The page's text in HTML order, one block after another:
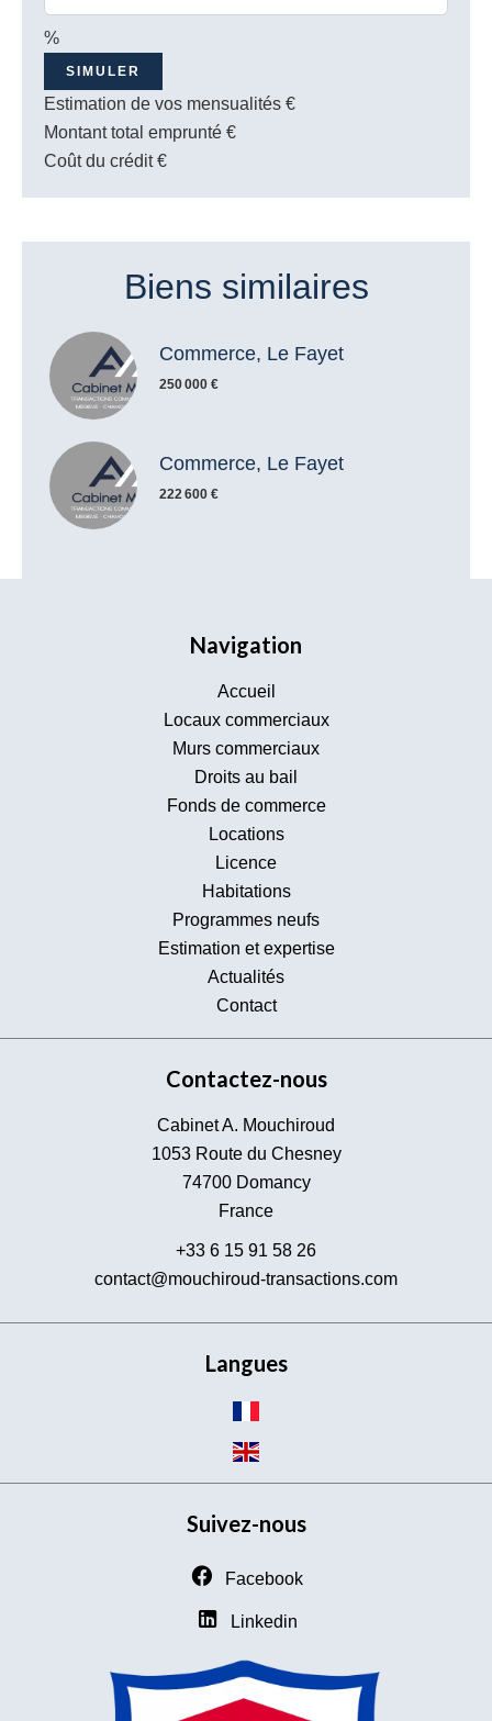
%
SIMULER
Estimation de vos mensualités €
Montant total emprunté €
Coût du crédit€
Biens similaires
Commerce, Le Fayet
250 000 €
Commerce, Le Fayet
222 600 €
Navigation
Accueil
Locaux commerciaux
Murs commerciaux
Droits au bail
Fonds de commerce
Locations
Licence
Habitations
Programmes neufs
Estimation et expertise
Actualités
Contact
Contactez-nous
Cabinet A. Mouchiroud
1053 Route du Chesney
74700Domancy
France
+33 6 15 91 58 26
contact@mouchiroud-transactions.com
Langues
Suivez-nous
Facebook
Linkedin